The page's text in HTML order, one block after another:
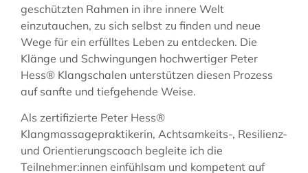
geschützten Rahmen in ihre innere Welt
einzutauchen, zu sich selbst zu finden und neue
Wege für ein erfülltes Leben zu entdecken. Die
Klänge und Schwingungen hochwertiger Peter
Hess® Klangschalen unterstützen diesen Prozess
auf sanfte und tiefgehende Weise.
Als zertifizierte Peter Hess®
Klangmassagepraktikerin, Achtsamkeits-, Resilienz-
und Orientierungscoach begleite ich die
Teilnehmer:innen einfühlsam und kompetent auf